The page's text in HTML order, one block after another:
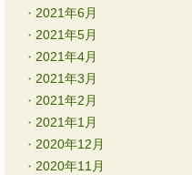
2021年6月
2021年5月
2021年4月
2021年3月
2021年2月
2021年1月
2020年12月
2020年11月